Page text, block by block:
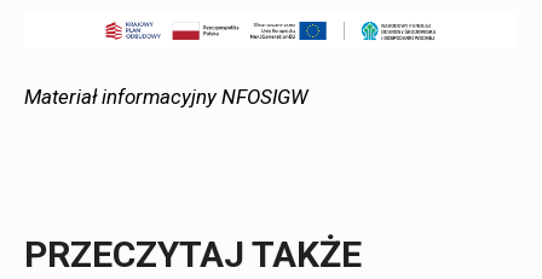
Materiał informacyjny NFOSIGW
PRZECZYTAJ TAKŻE